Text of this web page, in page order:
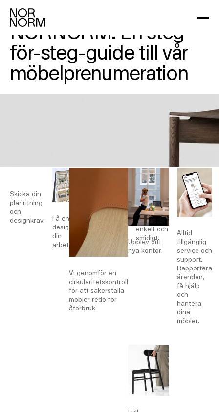
Så fungerar
NORNORM: En steg-
för-steg-guide till vår
möbelprenumeration
Skicka din
planritning
och
designkrav.
Få en 3D-
design av
din
arbetsplats.
Vi genomför en
cirkularitetskontroll
för att säkerställa
möbler redo för
återbruk.
Leverans
och
installation
ingår –
enkelt och
smidigt.
ANVÄND TJÄNSTEN I
Upplev ditt
nya kontor.
Alltid
tillgänglig
service och
support.
Rapportera
ärenden,
få hjälp
och
hantera
dina
möbler.